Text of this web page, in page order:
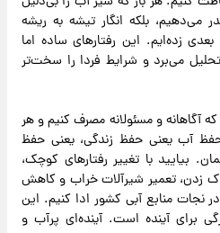
می‌دهیم، بلکه انگار تیشه به ریشه
زده‌ایم. این رفتارهای ساده اما
تحلیل می‌برد و شرایط فردا را سخت‌تر
آگاهانه و مسئولانه مصرف کنیم و هر
حفظ آب یعنی حفظ زندگی، یعنی حفظ
بیایید با تغییر رفتارهای کوچک،
زدن، تعمیر شیرآلات خراب و کاهش
نجات منابع آبی کشور ادا کنیم. این
برای آینده است. آینده‌ای پرآب و